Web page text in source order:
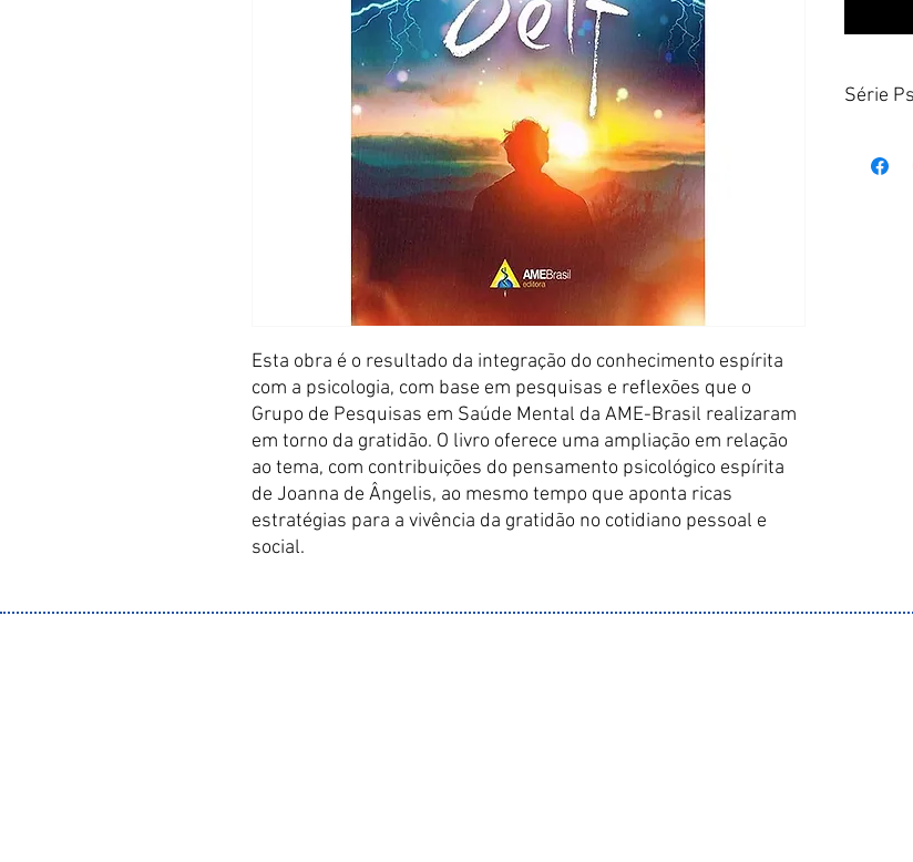
Esta obra é o resultado da integração do conhecimento espírita
com a psicologia, com base em pesquisas e reflexões que o
Grupo de Pesquisas em Saúde Mental da AME-Brasil realizaram
em torno da gratidão. O livro oferece uma ampliação em relação
ao tema, com contribuições do pensamento psicológico espírita
de Joanna de Ângelis, ao mesmo tempo que aponta ricas
estratégias para a vivência da gratidão no cotidiano pessoal e
social.
Série